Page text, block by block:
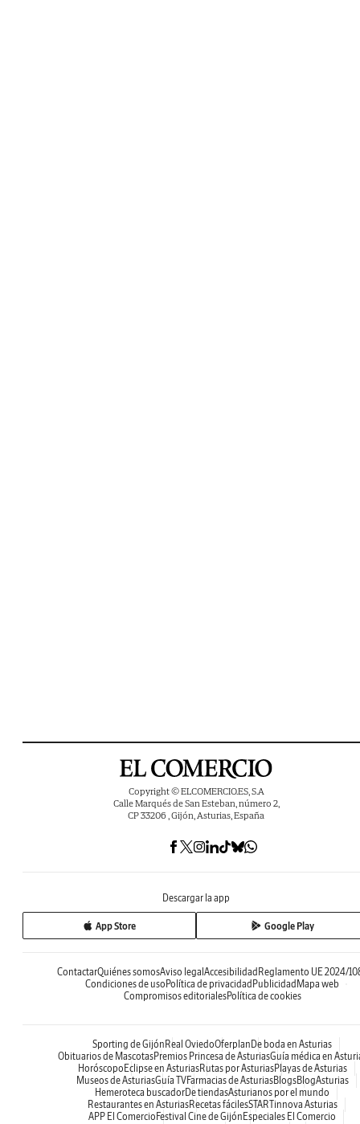
Copyright © ELCOMERCIO.ES, S.A
Calle Marqués de San Esteban, número 2,
CP 33206 , Gijón, Asturias, España
Descargar la app
App Store Google Play
ContactarQuiénes somosAviso legal Accesibilidad Reglamento UE 2024/
Condiciones de uso Política de privacidad Publicidad Mapa web
Compromisos editorialesPolítica de cookies
Sporting de Gijón Real OviedoOferplan De boda en Asturias
Obituarios de MascotasPremios Princesa de AsturiasGuía médica en
Horóscopo Eclipse en AsturiasRutas por AsturiasPlayas de Asturias
Museos de AsturiasGuía TVFarmacias de AsturiasBlogsBlogAsturias
Hemeroteca buscadorDe tiendasAsturianos por el mundo
Restaurantes en AsturiasRecetas fácilesSTARTinnova Asturias
APP El Comercio Festival Cine de Gijón Especiales El Comercio